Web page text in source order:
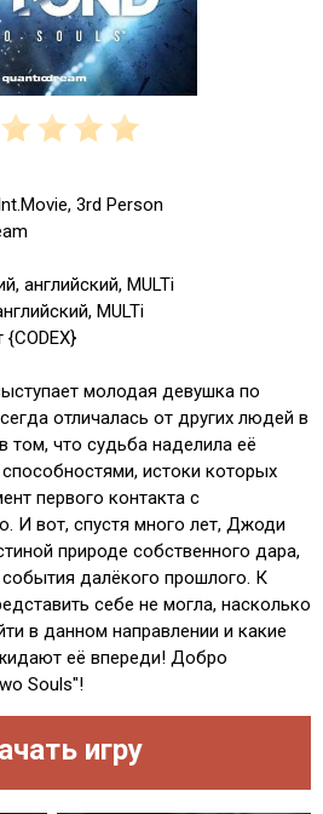
3rd Person
английский, MULTi
MULTi
молодая девушка по
отличалась от других людей в
том, что судьба наделила её
истоки которых
первого контакта с
И вот, спустя много лет, Джоди
природе собственного дара,
далёкого прошлого. К
себе не могла, насколько
в данном направлении и какие
её впереди! Добро
Souls"!
игру